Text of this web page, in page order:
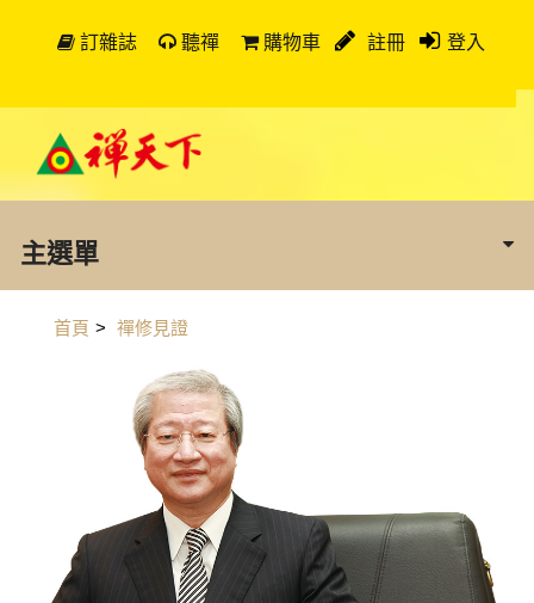
訂雜誌 聽禪 購物車 註冊 登入
主選單
首頁 > 禪修見證